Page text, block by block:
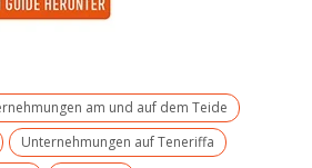
am und auf dem Teide
Unternehmungen auf Teneriffa